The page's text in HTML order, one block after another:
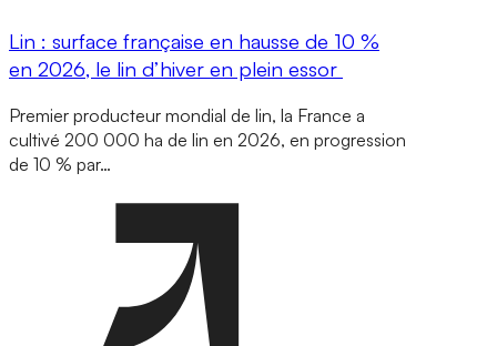
Lin : surface française en hausse de 10 %
en 2026, le lin d’hiver en plein essor
Premier producteur mondial de lin, la France a
cultivé 200 000 ha de lin en 2026, en progression
de 10 % par…